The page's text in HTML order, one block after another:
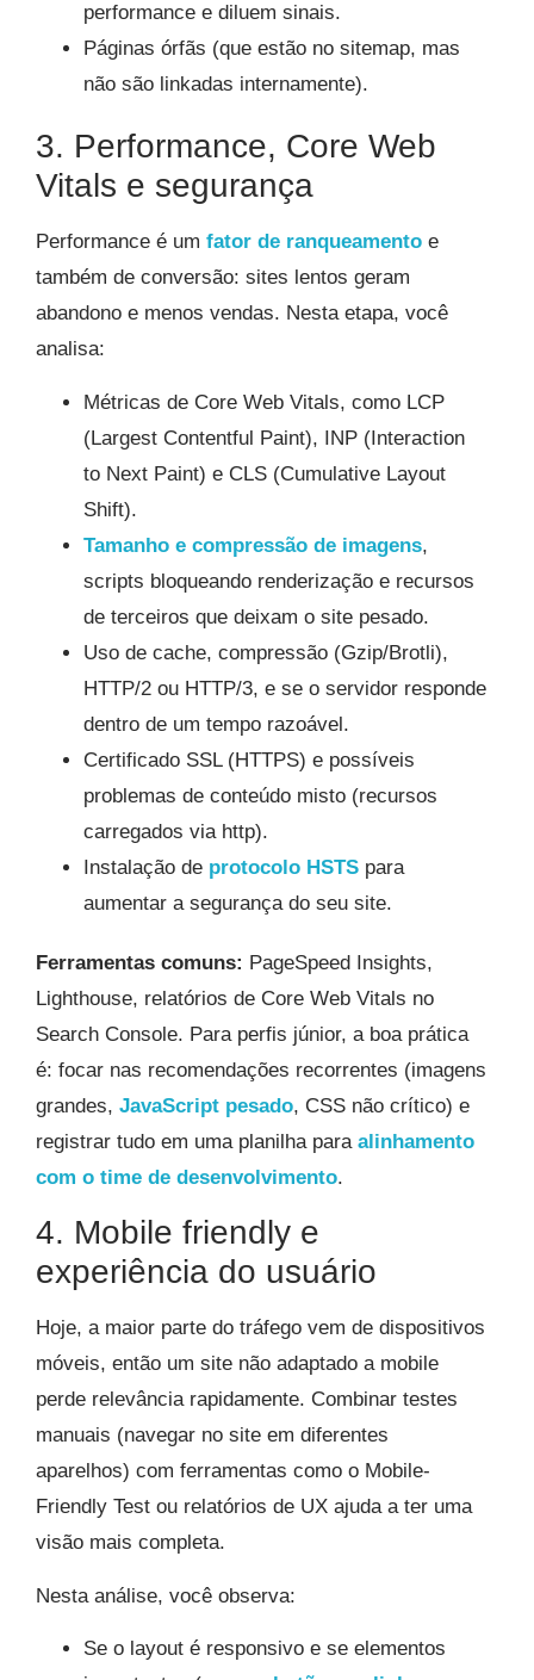
performance e diluem sinais.
Páginas órfãs (que estão no sitemap, mas
não são linkadas internamente).
3. Performance, Core Web
Vitals e segurança
Performance é um fator de ranqueamento e
também de conversão: sites lentos geram
abandono e menos vendas. Nesta etapa, você
analisa:
Métricas de Core Web Vitals, como LCP
(Largest Contentful Paint), INP (Interaction
to Next Paint) e CLS (Cumulative Layout
Shift).
Tamanho e compressão de imagens,
scripts bloqueando renderização e recursos
de terceiros que deixam o site pesado.
Uso de cache, compressão (Gzip/Brotli),
HTTP/2 ou HTTP/3, e se o servidor responde
dentro de um tempo razoável.
Certificado SSL (HTTPS) e possíveis
problemas de conteúdo misto (recursos
carregados via http).
Instalação de protocolo HSTS para
aumentar a segurança do seu site.
Ferramentas comuns: PageSpeed Insights,
Lighthouse, relatórios de Core Web Vitals no
Search Console. Para perfis júnior, a boa prática
é: focar nas recomendações recorrentes (imagens
grandes, JavaScript pesado, CSS não crítico) e
registrar tudo em uma planilha para alinhamento
com o time de desenvolvimento.
4. Mobile friendly e
experiência do usuário
Hoje, a maior parte do tráfego vem de dispositivos
móveis, então um site não adaptado a mobile
perde relevância rapidamente. Combinar testes
manuais (navegar no site em diferentes
aparelhos) com ferramentas como o Mobile-
Friendly Test ou relatórios de UX ajuda a ter uma
visão mais completa.
Nesta análise, você observa:
Se o layout é responsivo e se elementos